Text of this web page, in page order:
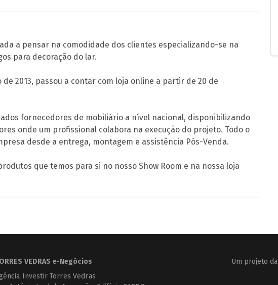
a pensar na comodidade dos clientes especializando-se na
para decoração do lar.
2013, passou a contar com loja online a partir de 20 de
fornecedores de mobiliário a nível nacional, disponibilizando
onde um profissional colabora na execução do projeto. Todo o
desde a entrega, montagem e assistência Pós-Venda.
que temos para si no nosso Show Room e na nossa loja
VEDRAS e-Negócios
Investir Torres Vedras
Um projeto da